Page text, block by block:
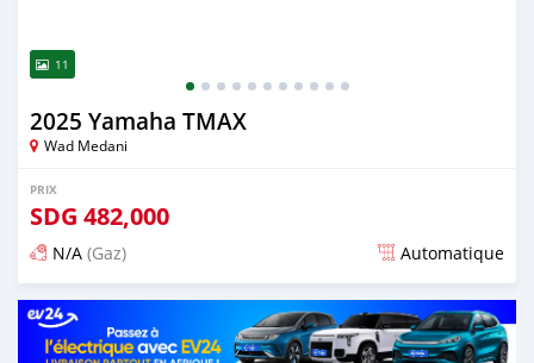
11
2025 Yamaha TMAX
Wad Medani
PRIX
SDG 482,000
N/A (Gaz) Automatique
Publié il y a environ 2 mois